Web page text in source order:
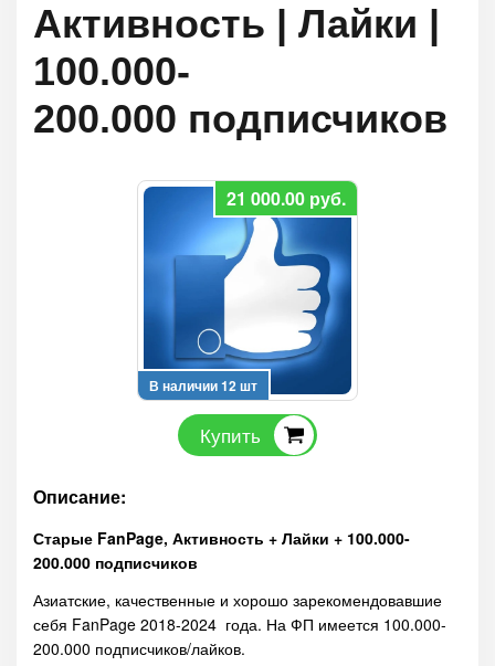
Активность | Лайки |
100.000-
200.000 подписчиков
21 000.00 руб.
В наличии 12 шт
Купить
Описание:
Старые FanPage, Активность + Лайки + 100.000-
200.000 подписчиков
Азиатские, качественные и хорошо зарекомендовавшие
себя FanPage 2018-2024 года. На ФП имеется 100.000-
200.000 подписчиков/лайков.